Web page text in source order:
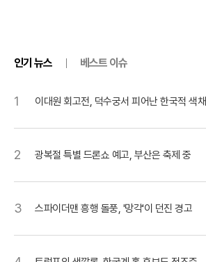
인기 뉴스 베스트 이슈
1 이대원 회고전, 덕수궁서 피어난 한국적 색채
2 광복절 특별 드론쇼 예고, 부산은 축제 중
3 스파이더맨 흥행 돌풍, '망각'이 던진 경고